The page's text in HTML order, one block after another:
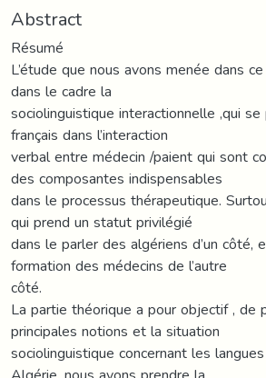
Abstract
Résumé
L’étude que nous avons menée dans
dans le cadre la
sociolinguistique interactionnelle ,qui
français dans l’interaction
verbal entre médecin /paient qui sont
des composantes indispensables
dans le processus thérapeutique.
qui prend un statut privilégié
dans le parler des algériens d’un côté,
formation des médecins de l’autre
côté.
La partie théorique a pour objectif , de
principales notions et la situation
sociolinguistique concernant les